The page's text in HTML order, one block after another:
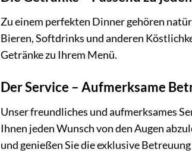
Zu einem perfekten Dinner gehören
Bieren, Softdrinks und anderen
Getränke zu Ihrem Menü.
Der Service – Aufmerksame
Unser freundliches und aufmerksames
Ihnen jeden Wunsch von den Augen
und genießen Sie die exklusive